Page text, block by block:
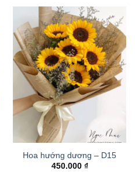
Hoa hướng dương – D15
450.000 ₫